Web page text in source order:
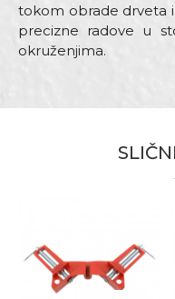
tokom obrade drveta
precizne radove u
okruženjima.
Kategorija
Poruka